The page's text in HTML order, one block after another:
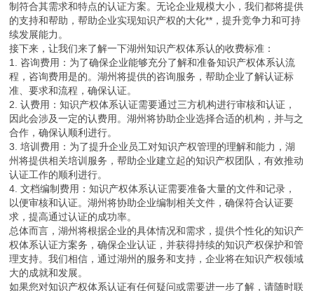
制符合其需求和特点的认证方案。无论企业规模大小，我们都将提供
的支持和帮助，帮助企业实现知识产权的大化**，提升竞争力和可持
续发展能力。
接下来，让我们来了解一下湖州知识产权体系认的收费标准：
1. 咨询费用：为了确保企业能够充分了解和准备知识产权体系认流
程，咨询费用是的。湖州将提供的咨询服务，帮助企业了解认证标
准、要求和流程，确保认证。
2. 认费用：知识产权体系认证需要通过三方机构进行审核和认证，
因此会涉及一定的认费用。湖州将协助企业选择合适的机构，并与之
合作，确保认顺利进行。
3. 培训费用：为了提升企业员工对知识产权管理的理解和能力，湖
州将提供相关培训服务，帮助企业建立起的知识产权团队，有效推动
认证工作的顺利进行。
4. 文档编制费用：知识产权体系认证需要准备大量的文件和记录，
以便审核和认证。湖州将协助企业编制相关文件，确保符合认证要
求，提高通过认证的成功率。
总体而言，湖州将根据企业的具体情况和需求，提供个性化的知识产
权体系认证方案务，确保企业认证，并获得持续的知识产权保护和管
理支持。我们相信，通过湖州的服务和支持，企业将在知识产权领域
大的成就和发展。
如果您对知识产权体系认证有任何疑问或需要进一步了解，请随时联